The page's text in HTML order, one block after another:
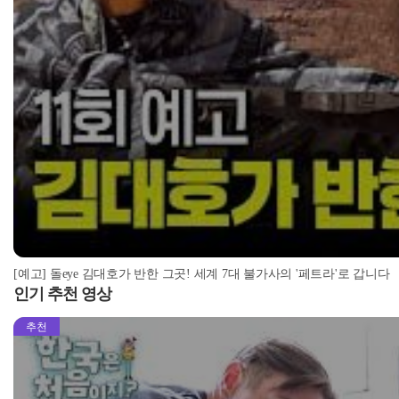
[예고] 돌eye 김대호가 반한 그곳! 세계 7대 불가사의 '페트라'로 갑니다
인기 추천 영상
추천